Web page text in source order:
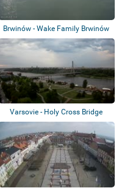
Brwinów - Wake Family Brwinów
Varsovie - Holy Cross Bridge